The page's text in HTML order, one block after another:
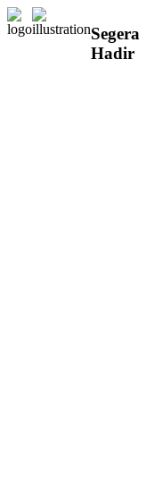
Segera
Hadir